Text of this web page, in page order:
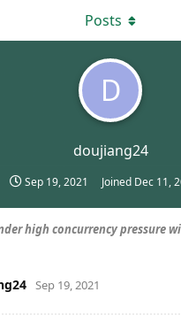
D
doujiang24
Sep 19, 2021 Joined Dec 11,
Posts
high concurrency pressure
Sep 19, 2021